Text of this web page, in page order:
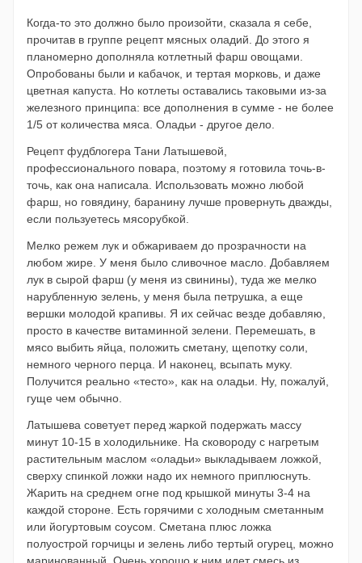
Когда-то это должно было произойти, сказала я себе,
прочитав в группе рецепт мясных оладий. До этого я
планомерно дополняла котлетный фарш овощами.
Опробованы были и кабачок, и тертая морковь, и даже
цветная капуста. Но котлеты оставались таковыми из-за
железного принципа: все дополнения в сумме - не более
1/5 от количества мяса. Оладьи - другое дело.
Рецепт фудблогера Тани Латышевой,
профессионального повара, поэтому я готовила точь-в-
точь, как она написала. Использовать можно любой
фарш, но говядину, баранину лучше провернуть дважды,
если пользуетесь мясорубкой.
Мелко режем лук и обжариваем до прозрачности на
любом жире. У меня было сливочное масло. Добавляем
лук в сырой фарш (у меня из свинины), туда же мелко
нарубленную зелень, у меня была петрушка, а еще
вершки молодой крапивы. Я их сейчас везде добавляю,
просто в качестве витаминной зелени. Перемешать, в
мясо выбить яйца, положить сметану, щепотку соли,
немного черного перца. И наконец, всыпать муку.
Получится реально «тесто», как на оладьи. Ну, пожалуй,
гуще чем обычно.
Латышева советует перед жаркой подержать массу
минут 10-15 в холодильнике. На сковороду с нагретым
растительным маслом «оладьи» выкладываем ложкой,
сверху спинкой ложки надо их немного приплюснуть.
Жарить на среднем огне под крышкой минуты 3-4 на
каждой стороне. Есть горячими с холодным сметанным
или йогуртовым соусом. Сметана плюс ложка
полуострой горчицы и зелень либо тертый огурец, можно
маринованный. Очень хорошо к ним идет смесь из